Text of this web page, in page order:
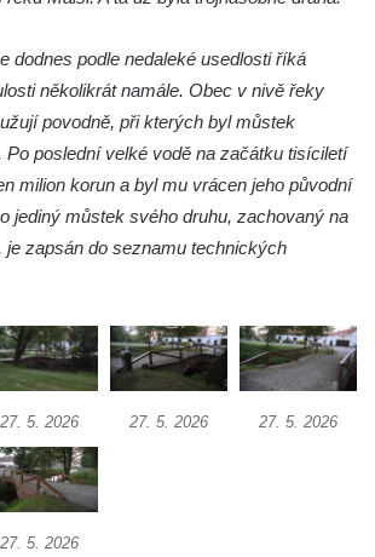
přes Mlýnský potok v
Veltrusy
v Kralupech nad Vltavou
most přes Ohři v
Labe v Litoměřicích
Budyně nad Ohří
přes Střelu jihozápadně
nad Střelou
potok u Dolních
dodnes podle nedaleké usedlosti říká
několikrát namále. Obec v nivě řeky
povodně, při kterých byl můstek
poslední velké vodě na začátku tisíciletí
milion korun a byl mu vrácen jeho původní
jediný můstek svého druhu, zachovaný na
je zapsán do seznamu technických
27. 5. 2026 27. 5. 2026 27. 5. 2026
27. 5. 2026